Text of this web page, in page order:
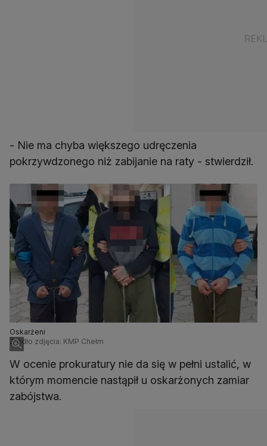
- Nie ma chyba większego udręczenia
pokrzywdzonego niż zabijanie na raty - stwierdził.
Oskarżeni
Źródło zdjęcia: KMP Chełm
W ocenie prokuratury nie da się w pełni ustalić, w
którym momencie nastąpił u oskarżonych zamiar
zabójstwa.